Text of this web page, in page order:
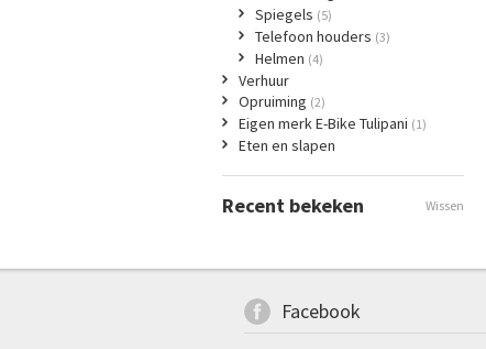
Spiegels (5)
Telefoon houders (3)
Helmen (4)
Verhuur
Opruiming (2)
Eigen merk E-Bike Tulipani (1)
Eten en slapen
Recent bekeken Wissen
Facebook